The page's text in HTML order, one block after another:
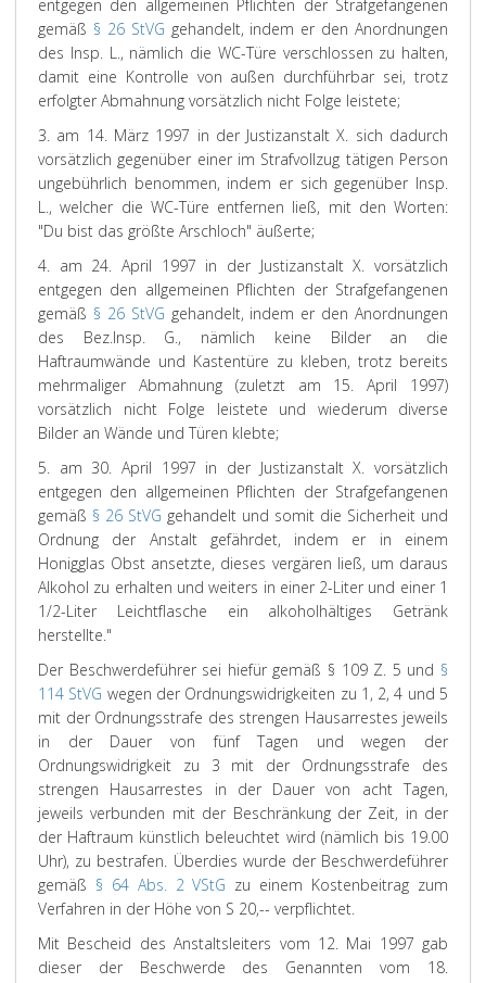
entgegen den allgemeinen Pflichten der Strafgefangenen
gemäß § 26 StVG gehandelt, indem er den Anordnungen
des Insp. L., nämlich die WC-Türe verschlossen zu halten,
damit eine Kontrolle von außen durchführbar sei, trotz
erfolgter Abmahnung vorsätzlich nicht Folge leistete;
3. am 14. März 1997 in der Justizanstalt X. sich dadurch
vorsätzlich gegenüber einer im Strafvollzug tätigen Person
ungebührlich benommen, indem er sich gegenüber Insp.
L., welcher die WC-Türe entfernen ließ, mit den Worten:
"Du bist das größte Arschloch" äußerte;
4. am 24. April 1997 in der Justizanstalt X. vorsätzlich
entgegen den allgemeinen Pflichten der Strafgefangenen
gemäß § 26 StVG gehandelt, indem er den Anordnungen
des Bez.Insp. G., nämlich keine Bilder an die
Haftraumwände und Kastentüre zu kleben, trotz bereits
mehrmaliger Abmahnung (zuletzt am 15. April 1997)
vorsätzlich nicht Folge leistete und wiederum diverse
Bilder an Wände und Türen klebte;
5. am 30. April 1997 in der Justizanstalt X. vorsätzlich
entgegen den allgemeinen Pflichten der Strafgefangenen
gemäß § 26 StVG gehandelt und somit die Sicherheit und
Ordnung der Anstalt gefährdet, indem er in einem
Honigglas Obst ansetzte, dieses vergären ließ, um daraus
Alkohol zu erhalten und weiters in einer 2-Liter und einer 1
1/2-Liter Leichtflasche ein alkoholhältiges Getränk
herstellte."
Der Beschwerdeführer sei hiefür gemäß § 109 Z. 5 und §
114 StVG wegen der Ordnungswidrigkeiten zu 1, 2, 4 und 5
mit der Ordnungsstrafe des strengen Hausarrestes jeweils
in der Dauer von fünf Tagen und wegen der
Ordnungswidrigkeit zu 3 mit der Ordnungsstrafe des
strengen Hausarrestes in der Dauer von acht Tagen,
jeweils verbunden mit der Beschränkung der Zeit, in der
der Haftraum künstlich beleuchtet wird (nämlich bis 19.00
Uhr), zu bestrafen. Überdies wurde der Beschwerdeführer
gemäß § 64 Abs. 2 VStG zu einem Kostenbeitrag zum
Verfahren in der Höhe von S 20,-- verpflichtet.
Mit Bescheid des Anstaltsleiters vom 12. Mai 1997 gab
dieser der Beschwerde des Genannten vom 18.